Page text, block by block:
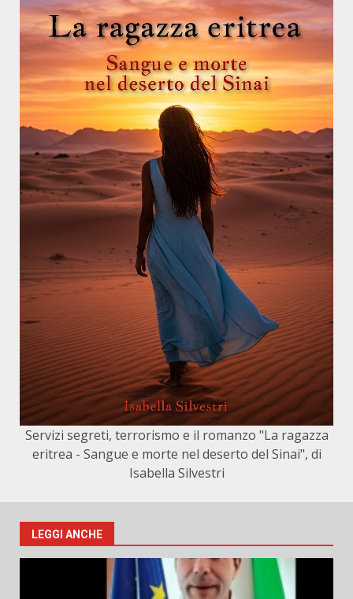
Servizi segreti, terrorismo e il romanzo "La ragazza
eritrea - Sangue e morte nel deserto del Sinai", di
Isabella Silvestri
LEGGI ANCHE